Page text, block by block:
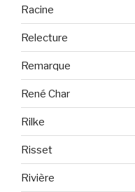
Racine
Relecture
Remarque
René Char
Rilke
Risset
Rivière